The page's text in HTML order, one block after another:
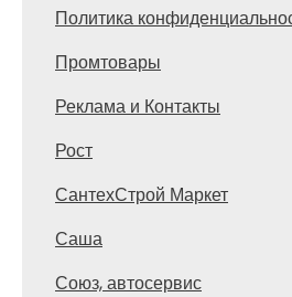
Политика
Промтовары
Реклама и Контакты
Рост
СантехСтрой Маркет
Саша
Союз, автосервис